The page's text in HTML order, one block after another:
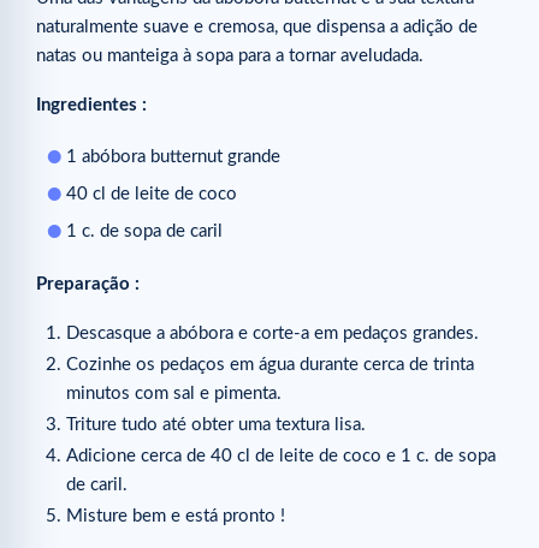
naturalmente suave e cremosa, que dispensa a adição de
natas ou manteiga à sopa para a tornar aveludada.
Ingredientes :
1 abóbora butternut grande
40 cl de leite de coco
1 c. de sopa de caril
Preparação :
Descasque a abóbora e corte-a em pedaços grandes.
Cozinhe os pedaços em água durante cerca de trinta
minutos com sal e pimenta.
Triture tudo até obter uma textura lisa.
Adicione cerca de 40 cl de leite de coco e 1 c. de sopa
de caril.
Misture bem e está pronto !